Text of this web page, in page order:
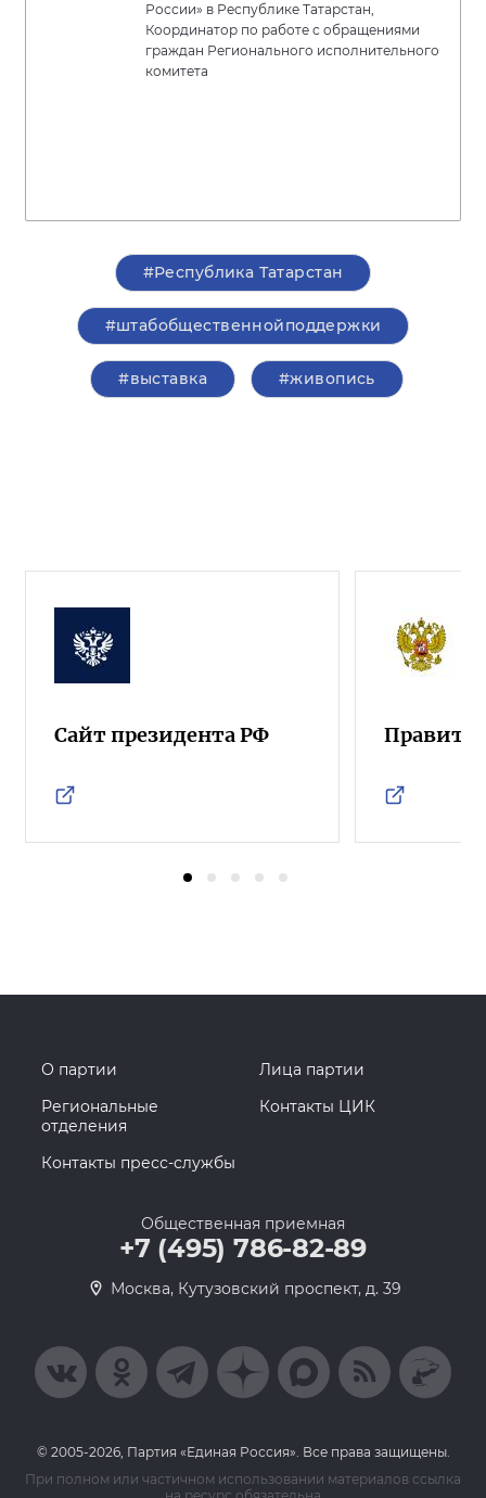
России» в Республике Татарстан,
Координатор по работе с обращениями
граждан Регионального исполнительного
комитета
#Республика Татарстан
#штабобщественнойподдержки
#выставка #живопись
Сайт президента РФ
О партии
Лица партии
Региональные
отделения
Контакты ЦИК
Контакты пресс-службы
Общественная приемная
+7 (495) 786-82-89
Москва, Кутузовский проспект, д. 39
© 2005-2026, Партия «Единая Россия». Все права защищены.
При полном или частичном использовании материалов ссылка